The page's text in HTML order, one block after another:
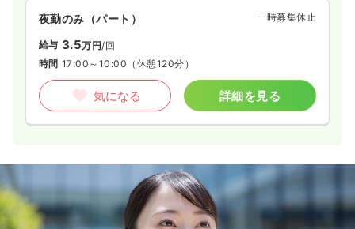
夜勤のみ（パート） 一時募集休止
給与 3.5万円/回
時間 17:00～10:00 （休憩120分）
気になる 詳細を見る